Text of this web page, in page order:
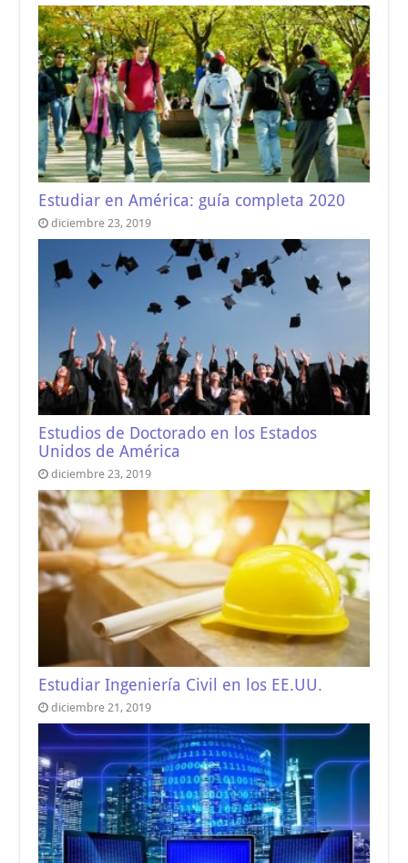
Estudiar en América: guía completa 2020
diciembre 23, 2019
Estudios de Doctorado en los Estados
Unidos de América
diciembre 23, 2019
Estudiar Ingeniería Civil en los EE.UU.
diciembre 21, 2019